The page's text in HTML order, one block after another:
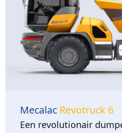
MecalacRevotruck 6
Een revolutionair